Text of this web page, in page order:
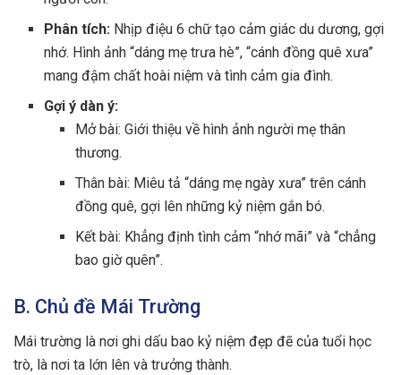
Phân tích: Nhịp điệu 6 chữ tạo cảm giác du dương, gợi
nhớ. Hình ảnh “dáng mẹ trưa hè”, “cánh đồng quê xưa”
mang đậm chất hoài niệm và tình cảm gia đình.
Gợi ý dàn ý:
Mở bài: Giới thiệu về hình ảnh người mẹ thân
thương.
Thân bài: Miêu tả “dáng mẹ ngày xưa” trên cánh
đồng quê, gợi lên những kỷ niệm gắn bó.
Kết bài: Khẳng định tình cảm “nhớ mãi” và “chẳng
bao giờ quên”.
B. Chủ đề Mái Trường
Mái trường là nơi ghi dấu bao kỷ niệm đẹp đẽ của tuổi học
trò, là nơi ta lớn lên và trưởng thành.